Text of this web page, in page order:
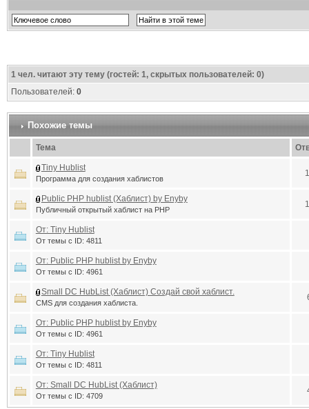
1чел. читают эту тему (гостей: 1, скрытых пользователей: 0)
Пользователей: 0
Похожие темы
Тема
Tiny Hublist
Программа для создания хаблистов
Public PHP hublist (Хаблист) by Enyby
Публичный открытый хаблист на PHP
От: Tiny Hublist
От темы с ID: 4811
От: Public PHP hublist by Enyby
От темы с ID: 4961
Small DC HubList (Хаблист) Создай свой хаблист.
CMS для создания хаблиста.
От: Public PHP hublist by Enyby
От темы с ID: 4961
От: Tiny Hublist
От темы с ID: 4811
От: Small DC HubList (Хаблист)
От темы с ID: 4709